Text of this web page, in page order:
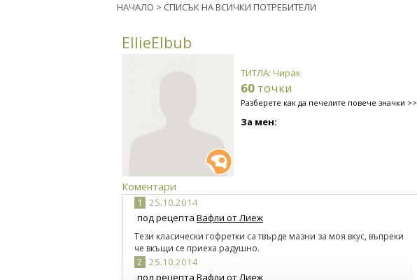
НАЧАЛО > СПИСЪК НА ВСИЧКИ ПОТРЕБИТЕЛИ
EllieElbub
ТИТЛА: Чирак
60 точки
Разберете как да печелите повече значки >>
За мен:
Коментари
1
25.10.2014
под рецепта Вафли от Лиеж
Тези класически гофретки са твърде мазни за моя вкус, въпреки
че вкъщи се приеха радушно.
2 25.10.2014
под рецепта Вафли от Лиеж